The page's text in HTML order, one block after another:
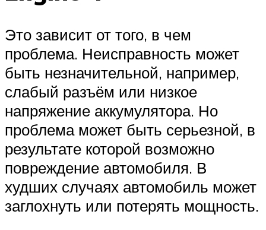
Это зависит от того, в чем
проблема. Неисправность может
быть незначительной, например,
слабый разъём или низкое
напряжение аккумулятора. Но
проблема может быть серьезной, в
результате которой возможно
повреждение автомобиля. В
худших случаях автомобиль может
заглохнуть или потерять мощность.